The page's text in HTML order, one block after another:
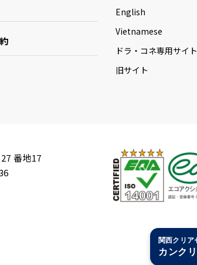
English
Vietnamese
ドラ・コネ専用サイト
旧サイト
番地17